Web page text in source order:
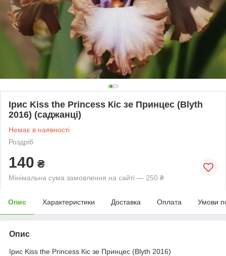
Ірис Kiss the Princess Кіс зе Принцес (Blyth
2016) (саджанці)
Немає в наявності
Роздріб
140 ₴
Мінімальна сума замовлення на сайті — 250 ₴
Опис Характеристики Доставка Оплата Умови
Опис
Ірис Kiss the Princess Кіс зе Принцес (Blyth 2016)